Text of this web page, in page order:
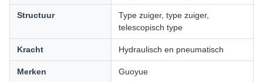
Structuur
Type zuiger, type zuiger,
telescopisch type
Kracht Hydraulisch en pneumatisch
Merken Guoyue